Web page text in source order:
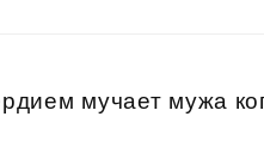
мучает мужа